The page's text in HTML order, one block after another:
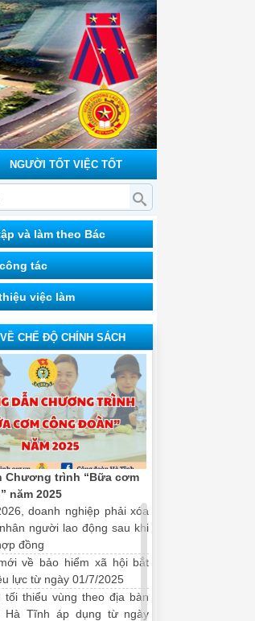
NGƯỜI TỐT VIỆC TỐT
ngũ cán
Liên
về bảo
đoàn
3.070 lao động Hà Tĩnh được
đoàn"
25/11/2025 09:49:00
người lao động Hà Tĩnh mua sắm
lượng, vận chuyển.
và làm theo Bác
tác
việc làm
CHẾ ĐỘ CHÍNH SÁCH
Chương trình “Bữa cơm
năm 2025
doanh nghiệp phải xóa
người lao động sau khi
đồng
về bảo hiểm xã hội bắt
lực từ ngày 01/7/2025
tối thiểu vùng theo địa bàn
Hà Tĩnh áp dụng từ ngày